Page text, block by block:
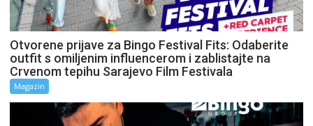
Otvorene prijave za Bingo Festival Fits: Odaberite
outfit s omiljenim influencerom i zablistajte na
Crvenom tepihu Sarajevo Film Festivala
Magazin